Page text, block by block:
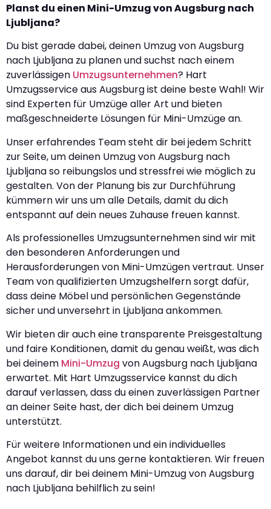
Planst du einen Mini-Umzug von Augsburg nach
Ljubljana?
Du bist gerade dabei, deinen Umzug von Augsburg
nach Ljubljana zu planen und suchst nach einem
zuverlässigen Umzugsunternehmen? Hart
Umzugsservice aus Augsburg ist deine beste Wahl! Wir
sind Experten für Umzüge aller Art und bieten
maßgeschneiderte Lösungen für Mini-Umzüge an.
Unser erfahrendes Team steht dir bei jedem Schritt
zur Seite, um deinen Umzug von Augsburg nach
Ljubljana so reibungslos und stressfrei wie möglich zu
gestalten. Von der Planung bis zur Durchführung
kümmern wir uns um alle Details, damit du dich
entspannt auf dein neues Zuhause freuen kannst.
Als professionelles Umzugsunternehmen sind wir mit
den besonderen Anforderungen und
Herausforderungen von Mini-Umzügen vertraut. Unser
Team von qualifizierten Umzugshelfern sorgt dafür,
dass deine Möbel und persönlichen Gegenstände
sicher und unversehrt in Ljubljana ankommen.
Wir bieten dir auch eine transparente Preisgestaltung
und faire Konditionen, damit du genau weißt, was dich
bei deinem Mini-Umzug von Augsburg nach Ljubljana
erwartet. Mit Hart Umzugsservice kannst du dich
darauf verlassen, dass du einen zuverlässigen Partner
an deiner Seite hast, der dich bei deinem Umzug
unterstützt.
Für weitere Informationen und ein individuelles
Angebot kannst du uns gerne kontaktieren. Wir freuen
uns darauf, dir bei deinem Mini-Umzug von Augsburg
nach Ljubljana behilflich zu sein!